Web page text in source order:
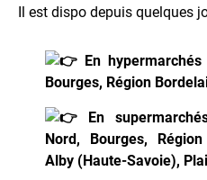
Il est dispo depuis quelques
En hypermarchés
Bourges, Région
En
Nord, Bourges,
Alby (Haute-Savoie),